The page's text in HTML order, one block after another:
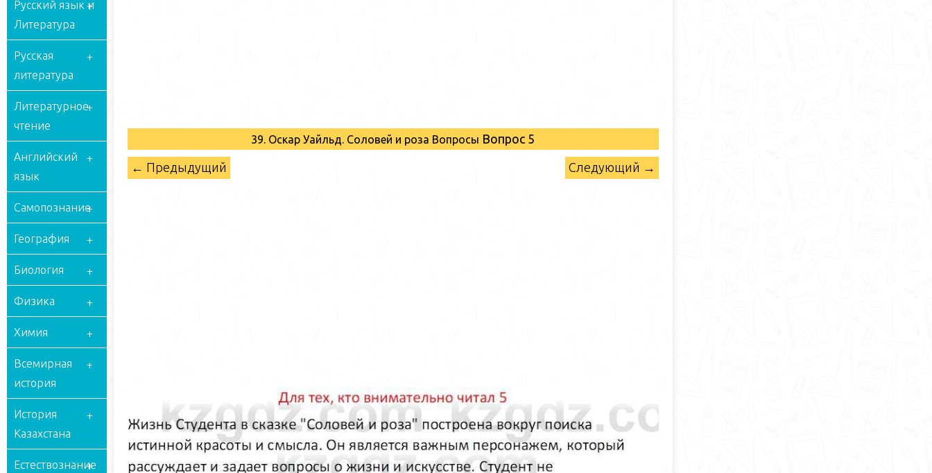
Русский язык и
Литература
Русская
литература
Литературное
чтение
Английский
язык
Самопознание
География
Биология
Физика
Химия
Всемирная
история
История
Казахстана
Естествознание
39. Оскар Уайльд. Соловей и роза Вопросы Вопрос 5
← Предыдущий Следующий →